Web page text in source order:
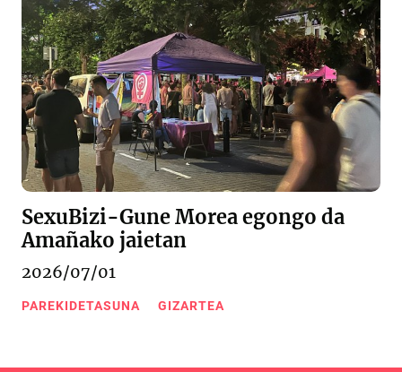
SexuBizi-Gune Morea egongo da
Amañako jaietan
2026/07/01
PAREKIDETASUNA GIZARTEA